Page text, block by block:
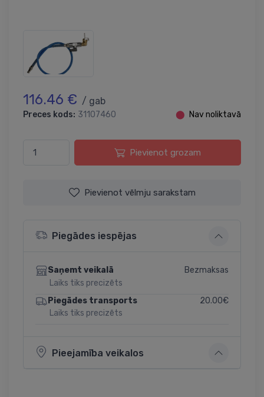
116.46 € / gab
Preces kods: 31107460 ⬤ Nav noliktavā
Pievienot grozam
Pievienot vēlmju sarakstam
Piegādes iespējas
Saņemt veikalā
Laiks tiks precizēts
Bezmaksas
Piegādes transports
Laiks tiks precizēts
20.00€
Pieejamība veikalos